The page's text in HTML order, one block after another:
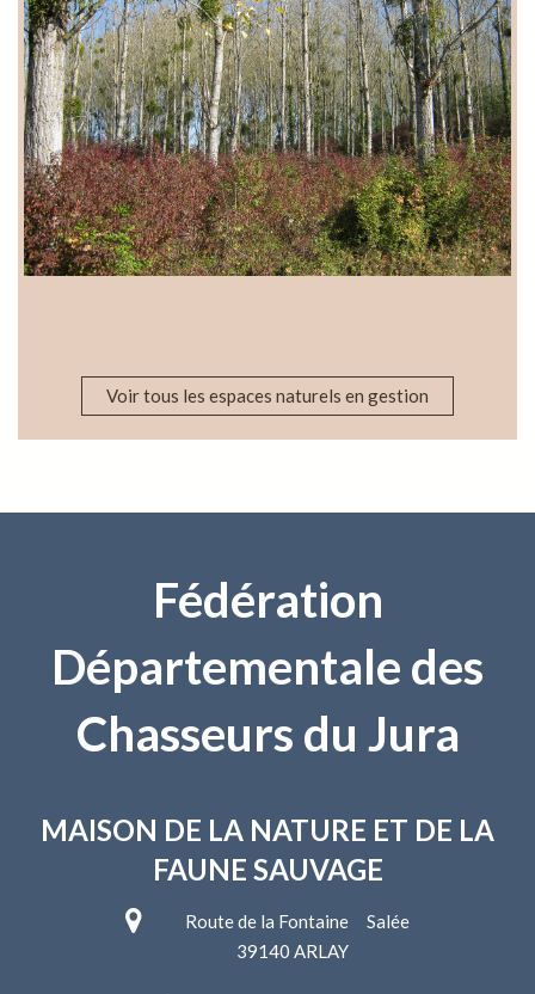
Voir tous les espaces naturels en gestion
Fédération
Départementale des
Chasseurs du Jura
MAISON DE LA NATURE ET DE LA
FAUNE SAUVAGE
Route de la Fontaine Salée
39140 ARLAY